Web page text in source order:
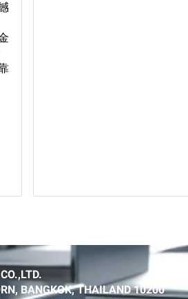
BANGKOK, THAILAND 10200